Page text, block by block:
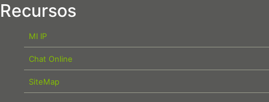
Recursos
MI IP
Chat Online
SiteMap